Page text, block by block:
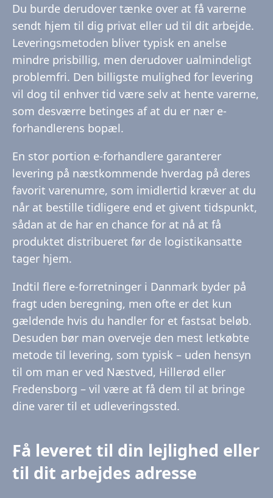
Du burde derudover tænke over at få varerne
sendt hjem til dig privat eller ud til dit arbejde.
Leveringsmetoden bliver typisk en anelse
mindre prisbillig, men derudover ualmindeligt
problemfri. Den billigste mulighed for levering
vil dog til enhver tid være selv at hente varerne,
som desværre betinges af at du er nær e-
forhandlerens bopæl.
En stor portion e-forhandlere garanterer
levering på næstkommende hverdag på deres
favorit varenumre, som imidlertid kræver at du
når at bestille tidligere end et givent tidspunkt,
sådan at de har en chance for at nå at få
produktet distribueret før de logistikansatte
tager hjem.
Indtil flere e-forretninger i Danmark byder på
fragt uden beregning, men ofte er det kun
gældende hvis du handler for et fastsat beløb.
Desuden bør man overveje den mest letkøbte
metode til levering, som typisk – uden hensyn
til om man er ved Næstved, Hillerød eller
Fredensborg – vil være at få dem til at bringe
dine varer til et udleveringssted.
Få leveret til din lejlighed eller
til dit arbejdes adresse